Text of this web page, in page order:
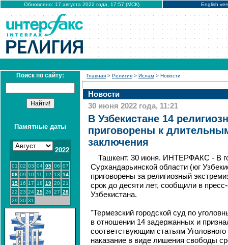
Обновлено: 17 августа 2022 года, 17:57 (МСК) English
Поиск по сайту:
Памятные даты
2022
01 02 03 04 05 06 07
08 09 10 11 12 13 14
15 16 17 18 19 20 21
22 23 24 25 26 27 28
29 30 31
Главная > Религия > Ислам > Новости
Новости
30 июня 2022 года, 11:21
В Узбекистане 14
приговорены к
заключения
Ташкент. 30 июня. ИНТЕРФАКС - В
Сурхандарьинской области (юг
приговорены за религиозный
срок до десяти лет, сообщили в
Узбекистана.
"Термезский городской суд по
в отношении 14 задержанных и
соответствующим статьям
наказание в виде лишения свободы